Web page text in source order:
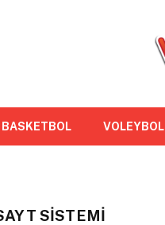
BASKETBOL VOLEYBOL
SISTEMI